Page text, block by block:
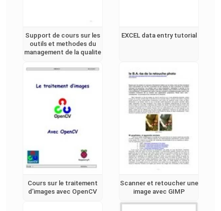
Support de cours sur les
outils et methodes du
management de la qualite
EXCEL data entry tutorial
Cours sur le traitement
d’images avec OpenCV
Scanner et retoucher une
image avec GIMP